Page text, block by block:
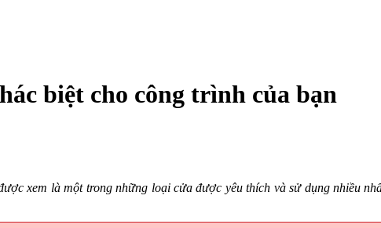
biệt cho công trình của bạn
xem là một trong những loại cửa được yêu thích và sử dụng nhiều